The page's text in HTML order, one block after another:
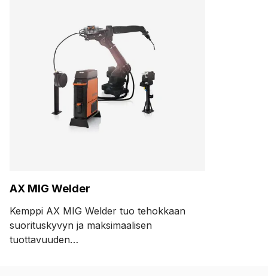
AX MIG Welder
Kemppi AX MIG Welder tuo tehokkaan
suorituskyvyn ja maksimaalisen
tuottavuuden